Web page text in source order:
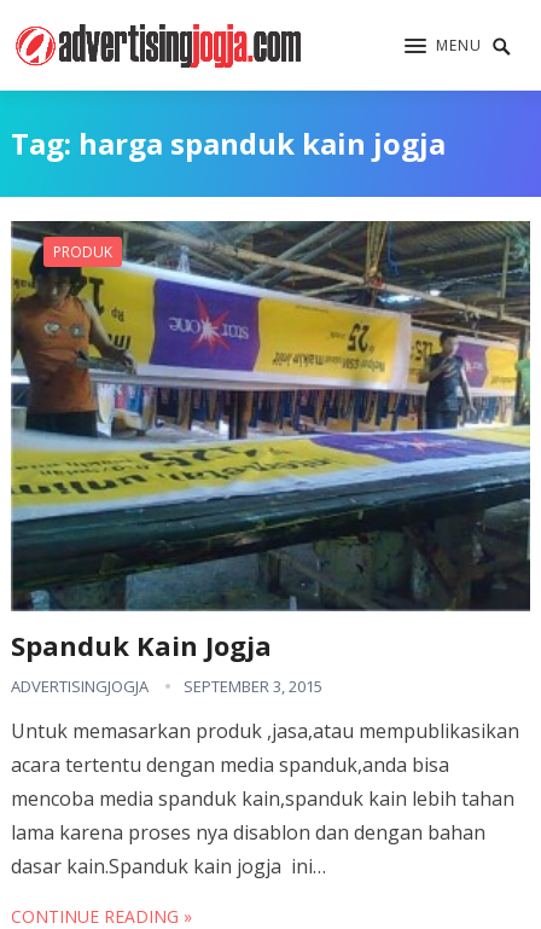
MENU
Tag: harga spanduk kain jogja
PRODUK
Spanduk Kain Jogja
ADVERTISINGJOGJA SEPTEMBER 3, 2015
Untuk memasarkan produk ,jasa,atau mempublikasikan
acara tertentu dengan media spanduk,anda bisa
mencoba media spanduk kain,spanduk kain lebih tahan
lama karena proses nya disablon dan dengan bahan
dasar kain.Spanduk kain jogja ini…
CONTINUE READING »